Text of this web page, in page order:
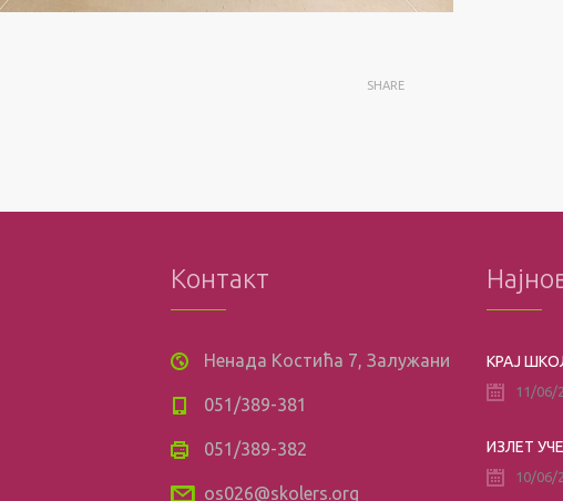
SHARE
Контакт
Ненада Костића 7, Залужани
051/389-381
051/389-382
os026@skolers.org
КРАЈ
11/06/
ИЗЛЕТ
10/06/